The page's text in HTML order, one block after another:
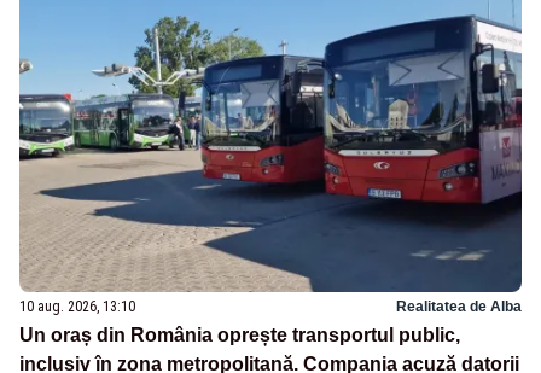
10 aug. 2026, 13:10 Realitatea de Alba
Un oraș din România oprește transportul public,
inclusiv în zona metropolitană. Compania acuză datorii